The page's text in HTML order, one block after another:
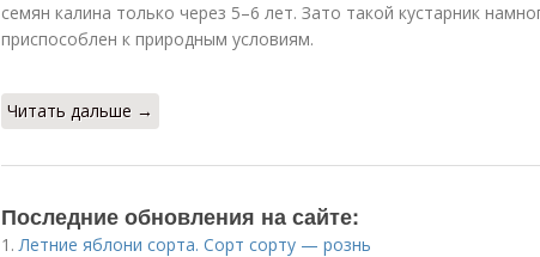
семян калина только через 5–6 лет. Зато такой кустарник
приспособлен к природным условиям.
Читать дальше →
Последние обновления на сайте:
1.Летние яблони сорта. Сорт сорту — рознь